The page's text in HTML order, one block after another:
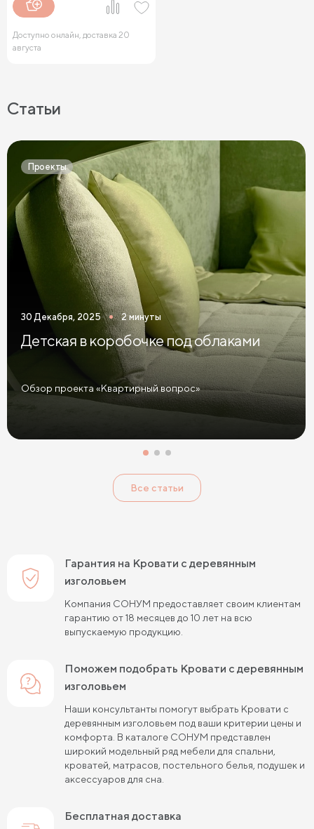
Доступно онлайн, доставка 20
августа
Статьи
Проекты
30 Декабря, 2025 2 минуты
Детская в коробочке под облаками
Обзор проекта «Квартирный вопрос»
Все статьи
Гарантия на Кровати с деревянным
изголовьем
Компания СОНУМ предоставляет своим клиентам
гарантию от 18 месяцев до 10 лет на всю
выпускаемую продукцию.
Поможем подобрать Кровати с деревянным
изголовьем
Наши консультанты помогут выбрать Кровати с
деревянным изголовьем под ваши критерии цены и
комфорта. В каталоге СОНУМ представлен
широкий модельный ряд мебели для спальни,
кроватей, матрасов, постельного белья, подушек и
аксессуаров для сна.
Бесплатная доставка